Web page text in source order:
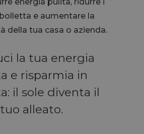
e aumentare la
della tua casa o azienda.
la tua energia
e risparmia in
il sole diventa il
tuo alleato.